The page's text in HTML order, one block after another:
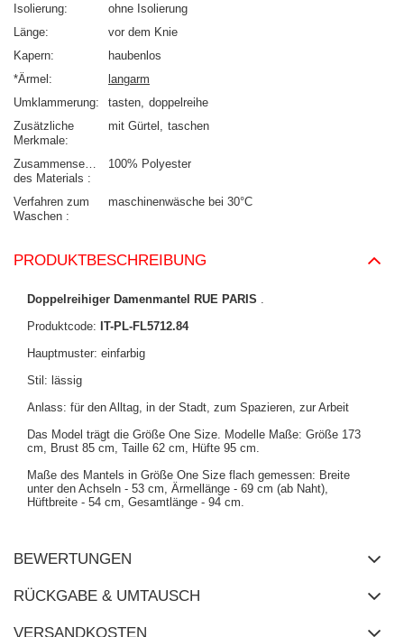
Isolierung
ohne Isolierung
Länge
vor dem Knie
Kapern
haubenlos
*Ärmel
langarm
Umklammerung
tasten doppelreihe
Zusätzliche
Merkmale
mit Gürtel taschen
Zusammensetzung
des Materials
100% Polyester
Verfahren zum
Waschen
maschinenwäsche bei 30°C
PRODUKTBESCHREIBUNG
Doppelreihiger Damenmantel RUE PARIS
Produktcode: IT-PL-FL5712.84
Hauptmuster: einfarbig
Stil: lässig
Anlass: für den Alltag, in der Stadt, zum Spazieren, zur Arbeit
Das Model trägt die Größe One Size. Modelle Maße: Größe 173
cm, Brust 85 cm, Taille 62 cm, Hüfte 95 cm.
Maße des Mantels in Größe One Size flach gemessen: Breite
unter den Achseln - 53 cm, Ärmellänge - 69 cm (ab Naht),
Hüftbreite - 54 cm, Gesamtlänge - 94 cm.
BEWERTUNGEN
RÜCKGABE & UMTAUSCH
VERSANDKOSTEN